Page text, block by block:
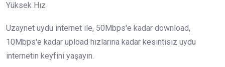
Yüksek Hız
Uzaynet uydu internet ile, 50Mbps'e kadar download,
10Mbps'e kadar upload hızlarına kadar kesintisiz uydu
internetin keyfini yaşayın.